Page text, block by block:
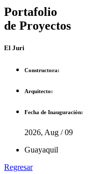
Portafolio
de Proyectos
El Juri
Constructora:
Arquitecto:
Fecha de Inauguración:
2026, Aug / 09
Guayaquil
Regresar